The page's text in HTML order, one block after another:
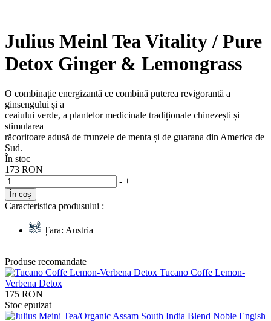
Julius Meinl Tea Vitality / Pure
Detox Ginger & Lemongrass
O combinație energizantă ce combină puterea revigorantă a
ginsengului și a
ceaiului verde, a plantelor medicinale tradiționale chinezești și
stimularea
răcoritoare adusă de frunzele de menta și de guarana din America de
Sud.
În stoc
173 RON
- +
În coș
Caracteristica produsului :
Țara: Austria
Produse recomandate
Tucano Coffe Lemon-
Verbena Detox
175 RON
Stoc epuizat